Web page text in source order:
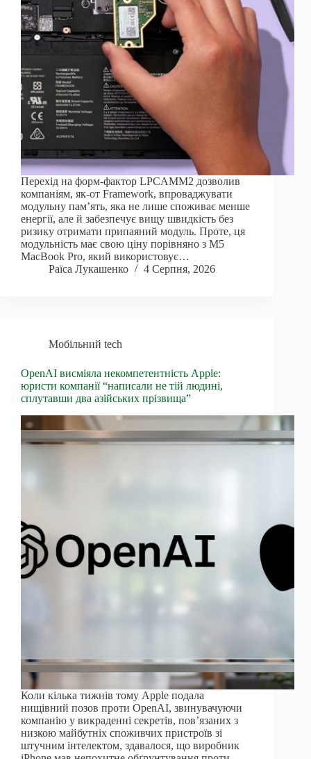
Перехід на форм-фактор LPCAMM2 дозволив
компаніям, як-от Framework, впроваджувати
модульну пам’ять, яка не лише споживає менше
енергії, але й забезпечує вищу швидкість без
ризику отримати припаяний модуль. Проте, ця
модульність має свою ціну порівняно з M5
MacBook Pro, який використовує…
Раїса Лукашенко
4 Серпня, 2026
Мобільний tech
OpenAI висміяла некомпетентність Apple:
юристи компанії “написали не тій людині,
сплутавши два азійських прізвища”
Коли кілька тижнів тому Apple подала
нищівний позов проти OpenAI, звинувачуючи
компанію у викраденні секретів, пов’язаних з
низкою майбутніх споживчих пристроїв зі
штучним інтелектом, здавалося, що виробник